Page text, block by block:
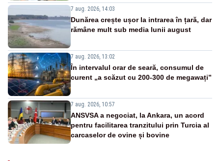
7 aug. 2026, 14:03
Dunărea crește ușor la intrarea în țară, dar
rămâne mult sub media lunii august
7 aug. 2026, 13:02
În intervalul orar de seară, consumul de
curent „a scăzut cu 200-300 de megawați”
7 aug. 2026, 10:57
ANSVSA a negociat, la Ankara, un acord
pentru facilitarea tranzitului prin Turcia al
carcaselor de ovine și bovine